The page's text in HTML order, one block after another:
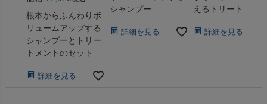
根本からふんわりボ
リュームアップする
シャンプーとトリー
トメントのセット
詳細を見る
シャンプー
詳細を見る
えるトリートメン
詳細を見る